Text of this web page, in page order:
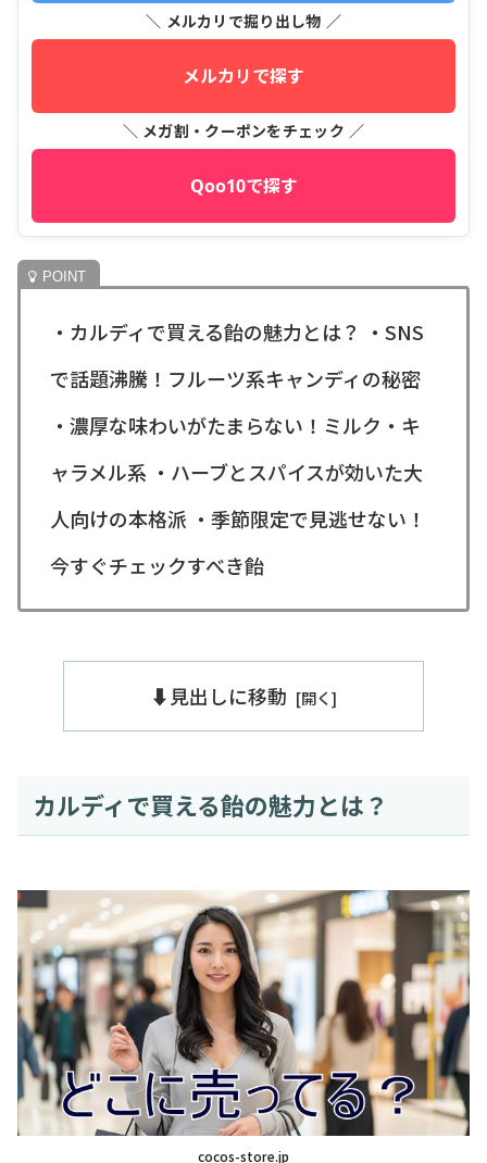
＼ メルカリで掘り出し物 ／
メルカリで探す
＼ メガ割・クーポンをチェック ／
Qoo10で探す
・カルディで買える飴の魅力とは？ ・SNS
で話題沸騰！フルーツ系キャンディの秘密
・濃厚な味わいがたまらない！ミルク・キ
ャラメル系 ・ハーブとスパイスが効いた大
人向けの本格派 ・季節限定で見逃せない！
今すぐチェックすべき飴
⬇️見出しに移動
カルディで買える飴の魅力とは？
cocos-store.jp